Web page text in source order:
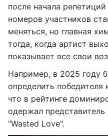
после начала
номеров участников
меняться, но главная
тогда, когда артист
показывает все свои
Например, в 2025 году
определить победителя
что в рейтинге
одержал
"Wasted Love".